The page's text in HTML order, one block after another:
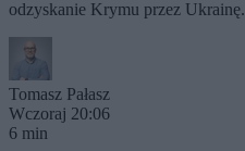
odzyskanie Krymu przez Ukrainę.
Tomasz Pałasz
Wczoraj 20:06
6 min